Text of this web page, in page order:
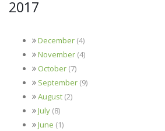
2017
December (4)
November (4)
October (7)
September (9)
August (2)
July (8)
June (1)